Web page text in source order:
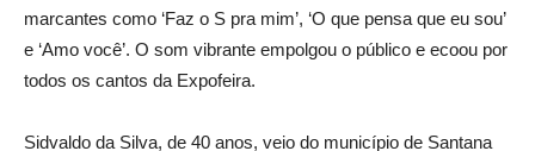
marcantes como ‘Faz o S pra mim’, ‘O que pensa que eu sou’
e ‘Amo você’. O som vibrante empolgou o público e ecoou por
todos os cantos da Expofeira.
Sidvaldo da Silva, de 40 anos, veio do município de Santana